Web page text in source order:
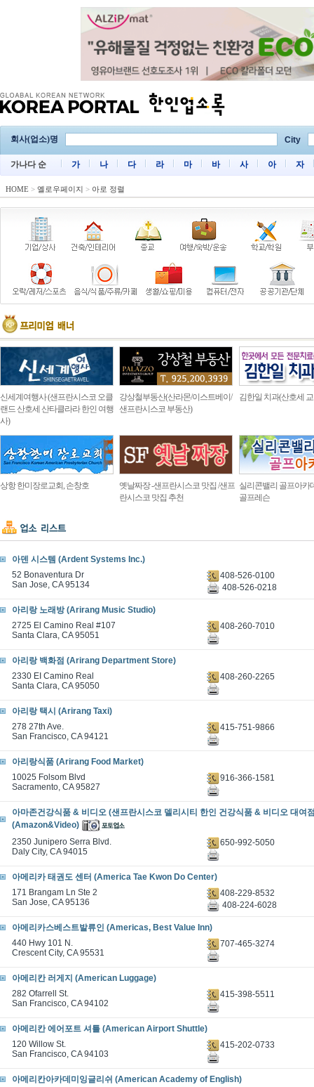
회사(업소)명 City
가나다 순 가 나 다 라 마 바 사 아 자
HOME > 옐로우페이지 > 아로 정렬
신세계여행사 (샌프란시스코 오클
랜드 산호세 산타클라라 한인 여행
사)
강상철부동산(산라몬/이스트베이/
샌프란시스코 부동산)
김한일 치과(산호세
상항 한미장로교회, 손창호
옛날짜장 -샌프란시스코 맛집 /샌프
란시스코 맛집 추천
실리콘밸리 골프아카
골프레슨
아덴 시스템 (Ardent Systems Inc.)
52 Bonaventura Dr
San Jose, CA 95134
408-526-0100
408-526-0218
아리랑 노래방 (Arirang Music Studio)
2725 El Camino Real #107
Santa Clara, CA 95051
408-260-7010
아리랑 백화점 (Arirang Department Store)
2330 EI Camino Real
Santa Clara, CA 95050
408-260-2265
아리랑 택시 (Arirang Taxi)
278 27th Ave.
San Francisco, CA 94121
415-751-9866
아리랑식품 (Arirang Food Market)
10025 Folsom Blvd
Sacramento, CA 95827
916-366-1581
아마존건강식품 & 비디오 (샌프란시스코 델리시티 한인 건강식품 & 비디오 대여
(Amazon&Video)
2350 Junipero Serra Blvd.
Daly City, CA 94015
650-992-5050
아메리카 태권도 센터 (America Tae Kwon Do Center)
171 Brangam Ln Ste 2
San Jose, CA 95136
408-229-8532
408-224-6028
아메리카스베스트발류인 (Americas, Best Value Inn)
440 Hwy 101 N.
Crescent City, CA 95531
707-465-3274
아메리칸 러게지 (American Luggage)
282 Ofarrell St.
San Francisco, CA 94102
415-398-5511
아메리칸 에어포트 셔틀 (American Airport Shuttle)
120 Willow St.
San Francisco, CA 94103
415-202-0733
아메리칸아카데미잉글리쉬 (American Academy of English)